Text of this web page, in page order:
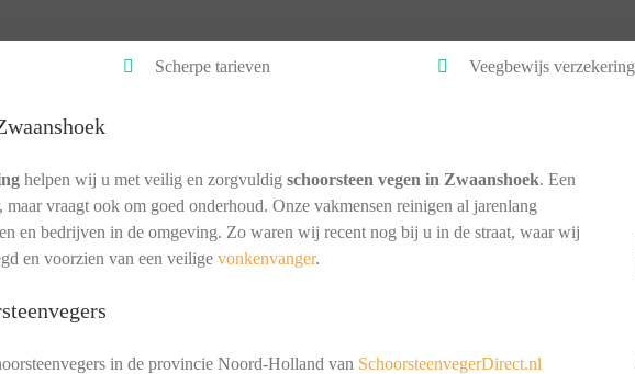
Scherpe tarieven Veegbewijs verzekering
helpen wij u met veilig en zorgvuldig schoorsteen vegen in Zwaanshoek. Een
maar vraagt ook om goed onderhoud. Onze vakmensen reinigen al jarenlang
en bedrijven in de omgeving. Zo waren wij recent nog bij u in de straat, waar wij
en voorzien van een veilige vonkenvanger.
in de provincie Noord-Holland van SchoorsteenvegerDirect.nl